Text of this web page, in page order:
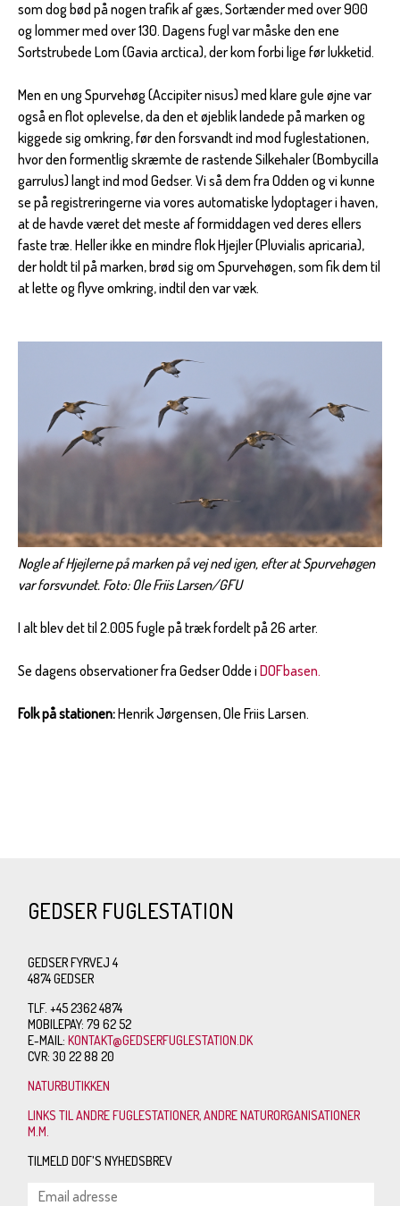
som dog bød på nogen trafik af gæs, Sortænder med over 900
og lommer med over 130. Dagens fugl var måske den ene
Sortstrubede Lom (Gavia arctica), der kom forbi lige før lukketid.
Men en ung Spurvehøg (Accipiter nisus) med klare gule øjne var
også en flot oplevelse, da den et øjeblik landede på marken og
kiggede sig omkring, før den forsvandt ind mod fuglestationen,
hvor den formentlig skræmte de rastende Silkehaler (Bombycilla
garrulus) langt ind mod Gedser. Vi så dem fra Odden og vi kunne
se på registreringerne via vores automatiske lydoptager i haven,
at de havde været det meste af formiddagen ved deres ellers
faste træ. Heller ikke en mindre flok Hjejler (Pluvialis apricaria),
der holdt til på marken, brød sig om Spurvehøgen, som fik dem til
at lette og flyve omkring, indtil den var væk.
Nogle af Hjejlerne på marken på vej ned igen, efter at Spurvehøgen
var forsvundet. Foto: Ole Friis Larsen/GFU
I alt blev det til 2.005 fugle på træk fordelt på 26 arter.
Se dagens observationer fra Gedser Odde i DOFbasen.
Folk på stationen:Henrik Jørgensen, Ole Friis Larsen.
GEDSER FUGLESTATION
GEDSER FYRVEJ 4
4874 GEDSER
TLF. +45 2362 4874
MOBILEPAY: 79 62 52
E-MAIL:KONTAKT@GEDSERFUGLESTATION.DK
CVR: 30 22 88 20
NATURBUTIKKEN
LINKS TIL ANDRE FUGLESTATIONER, ANDRE NATURORGANISATIONER
M.M.
TILMELD DOF'S NYHEDSBREV